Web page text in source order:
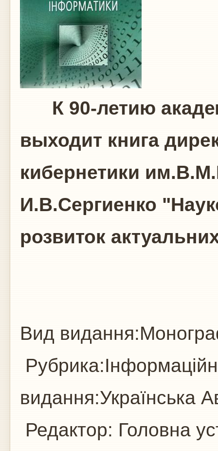
К 90-летию
выходит книга
кибернетики
И.В.Сергиенко
розвиток
Вид
видання:Українська
Редактор: Головна